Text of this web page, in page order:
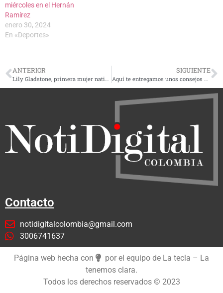
miércoles en el Hernán
Ramírez
enero 30, 2024
En «Deportes»
ANTERIOR SIGUIENTE
Contacto
notidigitalcolombia@gmail.com
3006741637
Página web hecha con
por el equipo de La tecla – La
tenemos clara.
Todos los derechos reservados © 2023